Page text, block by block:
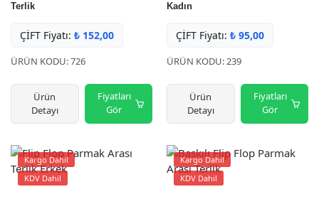
Terlik
ÇİFT Fiyatı: ₺ 152,00
ÜRÜN KODU: 726
Ürün
Detayı
Fiyatları
Gör
Kadın
ÇİFT Fiyatı: ₺ 95,00
ÜRÜN KODU: 239
Ürün
Detayı
Fiyatları
Gör
Kargo Dahil
KDV Dahil
Kargo Dahil
KDV Dahil